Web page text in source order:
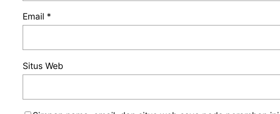
Email *
Situs Web